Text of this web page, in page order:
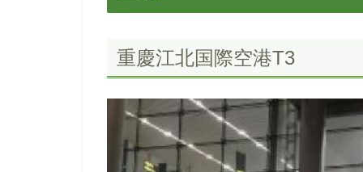
重慶江北国際空港T3